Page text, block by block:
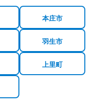
本庄市
羽生市
上里町